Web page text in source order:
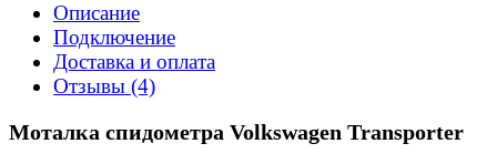
Описание
Подключение
Доставка и оплата
Отзывы (4)
Моталка спидометра Volkswagen Transporter